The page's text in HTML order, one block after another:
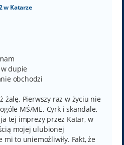
w Katarze
dupie
obchodzi
żalę. Pierwszy raz w życiu nie
MŚ/ME. Cyrk i skandale,
tej imprezy przez Katar, w
mojej ulubionej
to uniemożliwiły. Fakt, że